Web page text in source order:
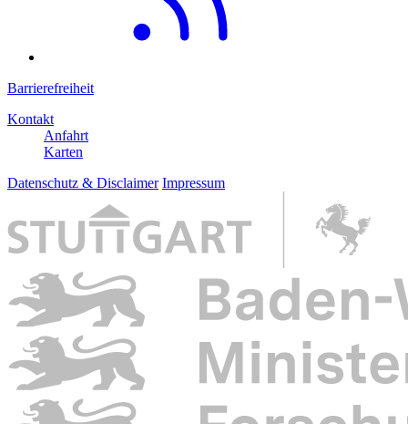
Barrierefreiheit
Kontakt
Anfahrt
Karten
Datenschutz & Disclaimer Impressum